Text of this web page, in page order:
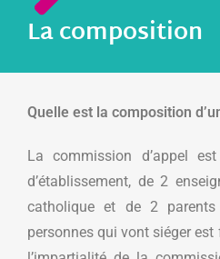
La composition
Quelle est la composition
La commission d’appel
d’établissement, de 2
catholique et de 2 parents
personnes qui vont siéger